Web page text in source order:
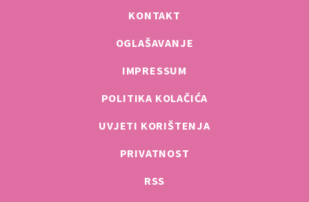
KONTAKT
OGLAŠAVANJE
IMPRESSUM
POLITIKA KOLAČIĆA
UVJETI KORIŠTENJA
PRIVATNOST
RSS